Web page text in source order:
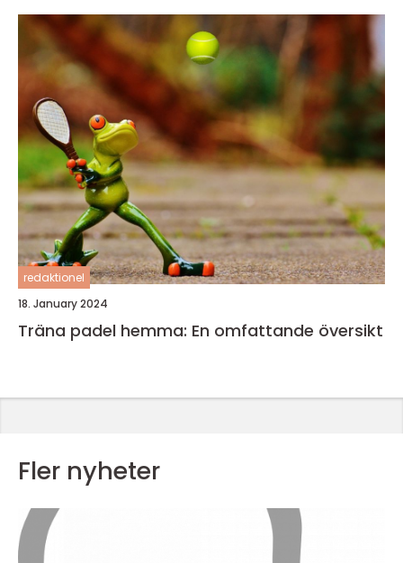
redaktionel
18. January 2024
Träna padel hemma: En omfattande översikt
Fler nyheter